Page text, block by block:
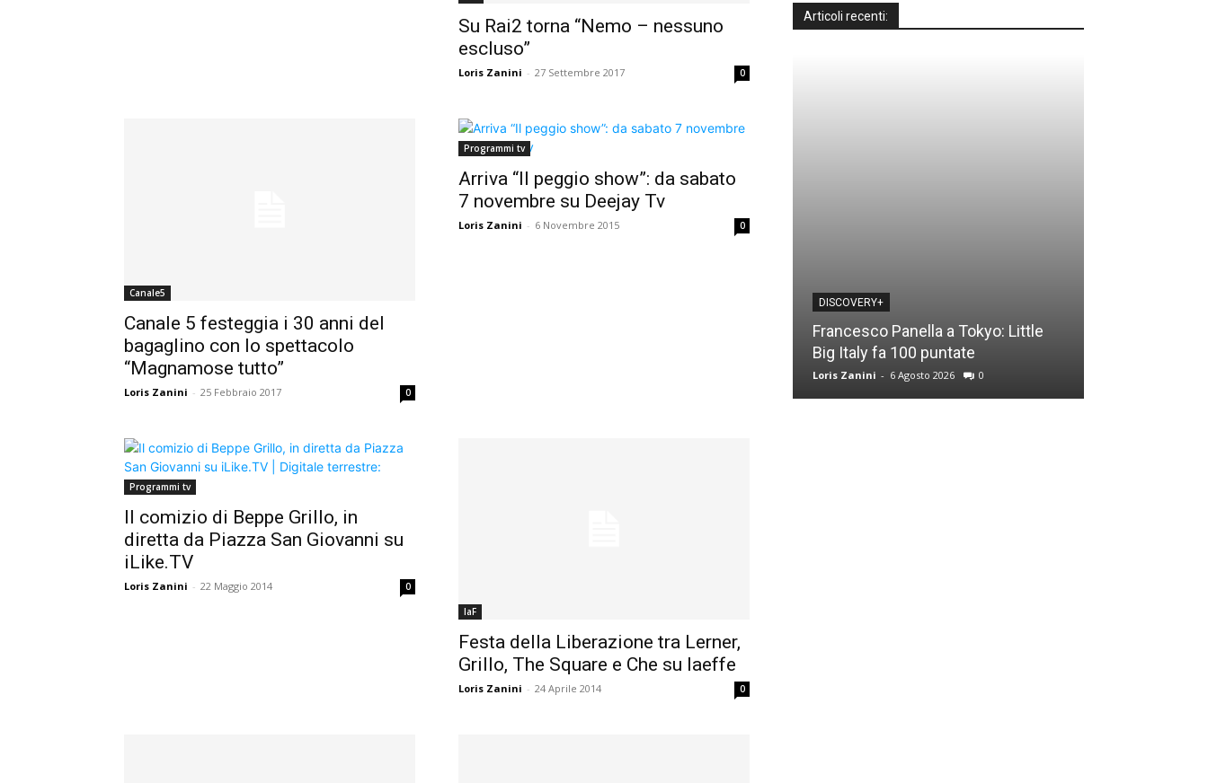
Su Rai2 torna “Nemo – nessuno
escluso”
Loris Zanini - 27 Settembre 2017 0
Canale5
Canale 5 festeggia i 30 anni del
bagaglino con lo spettacolo
“Magnamose tutto”
Loris Zanini - 25 Febbraio 2017 0
Programmi tv
Arriva “Il peggio show”: da sabato
7 novembre su Deejay Tv
Loris Zanini - 6 Novembre 2015 0
Programmi tv
Il comizio di Beppe Grillo, in
diretta da Piazza San Giovanni su
iLike.TV
Loris Zanini - 22 Maggio 2014 0
laF
Festa della Liberazione tra Lerner,
Grillo, The Square e Che su laeffe
Loris Zanini - 24 Aprile 2014 0
Articoli recenti:
DISCOVERY+
Francesco Panella a Tokyo: Little
Big Italy fa 100 puntate
Loris Zanini - 6 Agosto 2026 0